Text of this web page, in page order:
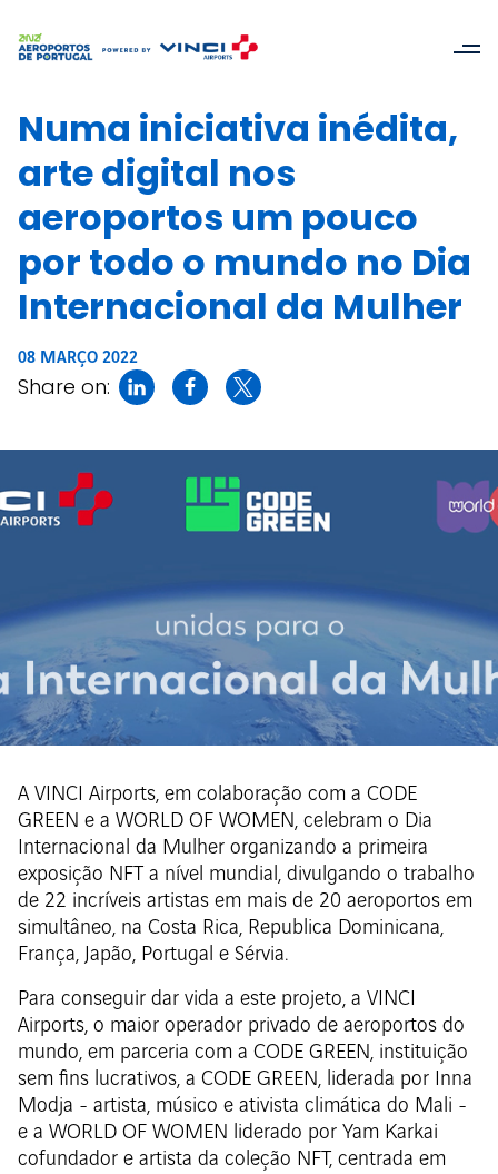
Numa iniciativa inédita,
arte digital nos
aeroportos um pouco
por todo o mundo no Dia
Internacional da Mulher
08 MARÇO 2022
Share on:
A VINCI Airports, em colaboração com a CODE
GREEN e a WORLD OF WOMEN, celebram o Dia
Internacional da Mulher organizando a primeira
exposição NFT a nível mundial, divulgando o trabalho
de 22 incríveis artistas em mais de 20 aeroportos em
simultâneo, na Costa Rica, Republica Dominicana,
França, Japão, Portugal e Sérvia.
Para conseguir dar vida a este projeto, a VINCI
Airports, o maior operador privado de aeroportos do
mundo, em parceria com a CODE GREEN, instituição
sem fins lucrativos, a CODE GREEN, liderada por Inna
Modja - artista, músico e ativista climática do Mali -
e a WORLD OF WOMEN liderado por Yam Karkai
cofundador e artista da coleção NFT, centrada em